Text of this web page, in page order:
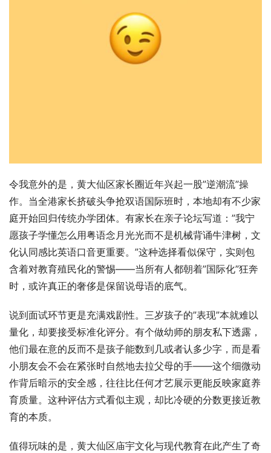
令我意外的是，黄大仙区家长圈近年兴起一股”逆潮流”操
作。当全港家长挤破头争抢双语国际班时，本地却有不少家
庭开始回归传统办学团体。有家长在亲子论坛写道：”我宁
愿孩子学懂怎么用粤语念月光光而不是机械背诵牛津树，文
化认同感比英语口音更重要。”这种选择看似保守，实则包
含着对教育殖民化的警惕——当所有人都朝着”国际化”狂奔
时，或许真正的奢侈是保留说母语的底气。
说到面试环节更是充满戏剧性。三岁孩子的”表现”本就难以
量化，却要接受标准化评分。有个做幼师的朋友私下透露，
他们最在意的反而不是孩子能数到几或者认多少字，而是看
小朋友会不会在紧张时自然地去拉父母的手——这个细微动
作背后暗示的安全感，往往比任何才艺展示更能反映家庭养
育质量。这种评估方式看似主观，却比冷硬的分数更接近教
育的本质。
值得玩味的是，黄大仙区庙宇文化与现代教育在此产生了奇